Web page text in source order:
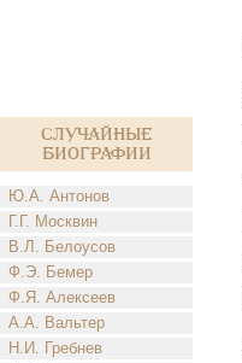
Случайные
биографии
Ю.А. Антонов
Г.Г. Москвин
В.Л. Белоусов
Ф.Э. Бемер
Ф.Я. Алексеев
А.А. Вальтер
Н.И. Гребнев